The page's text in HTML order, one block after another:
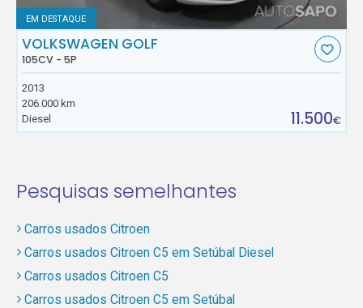
EM DESTAQUE
VOLKSWAGEN GOLF
105CV - 5P
2013
206.000 km
Diesel
11.500€
Pesquisas semelhantes
Carros usados Citroen
Carros usados Citroen C5 em Setúbal Diesel
Carros usados Citroen C5
Carros usados Citroen C5 em Setúbal